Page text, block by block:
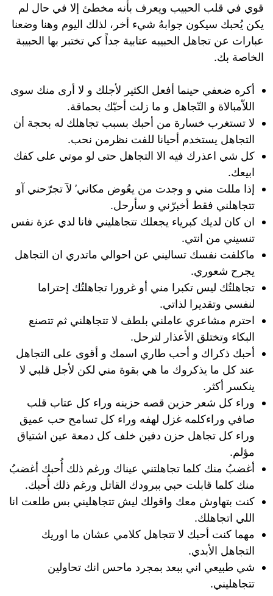
قوي في قلب الحبيب ويعرف بأنه مخطئ إلا في حال لم
يكن يُحبك سيكون جوابهُ شيء أخر، لذلك اليوم وهنا وضعنا
عبارات عن تجاهل الحبيبه عتابية جداً كي تختبر بها الحبيبة
الخاصة بك.
أكره ضعفي حينما أفعل الكثير لأجلك و لا أرى منك سوى
اللاّمبالاة و التّجاهل و ما زلت أحبّك بحماقة.
لا تستغرب خسارة من أحبك بسبب تجاهلك له بحجة أن
التجاهل يستخدم أحيانا للفت نظرمن نحب.
كل شي اعذرك فيه الا التجاهل حتى لو موتي على كفك
ابيعك.
إذا مللت مني و وجدت من يعُوض مكاني’ لآ تجرّحني آو
تتجاهلني فقط أخبرّني و سأرحل.
ان كان لديك كبرياء يجعلك تتجاهليني فانا لدي عزة نفس
تنسيني من انتي.
ماكلفت نفسك تساليني عن احوالي ماتدري ان التجاهل
يجرح شعوري.
تجاهلتُك ليس تكبرا مني أو غرورا تجاهلتُك إحتراما
لنفسي وتقديرا لذاتي.
احترم مشاعري عاملني بلطف لا تتجاهلني ثم تتصنع
البكاء وتختلق الأعذار لترحل.
أحبك ذكراك و أحب طاري اسمك و أقوى على التجاهل
عند كل ما يذكروك ما هي بقوة مني لكن لأجل قلبي لا
ينكسر أكثر.
وراء كل شعر حزين قصه حزينه وراء كل عتاب قلب
صافي وراءكلمه غزل لهفه وراء كل تسامح حب عميق
وراء كل تجاهل حزن دفين خلف كل دمعة عين اشتياق
مؤلم.
أغضبُ منك كلما تجاهلتني عيناك ورغم ذلك أُحبك أغضبُ
منك كلما قابلت حبي ببرودك القاتل ورغم ذلك أُحبك.
كنت بتهاوش معك واقولك ليش تتجاهليني بس طلعت انا
اللي اتجاهلك.
مهما كنت أحبك لا تتجاهل كلامي عشان ما اوريك
التجاهل الأبدي.
شي طبيعي اني ببعد بمجرد ماحس انك تحاولين
تتجاهليني.